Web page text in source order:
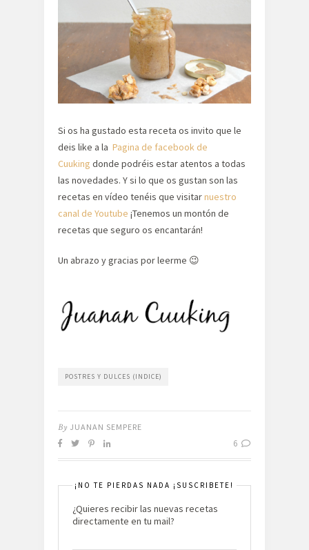
Si os ha gustado esta receta os invito que le
deis like a la Pagina de facebook de
Cuuking donde podréis estar atentos a todas
las novedades. Y si lo que os gustan son las
recetas en vídeo tenéis que visitarnuestro
canal de Youtube ¡Tenemos un montón de
recetas que seguro os encantarán!
Un abrazo y gracias por leerme 😉
POSTRES Y DULCES (INDICE)
By JUANAN SEMPERE
6
¡NO TE PIERDAS NADA ¡SUSCRIBETE!
¿Quieres recibir las nuevas recetas
directamente en tu mail?